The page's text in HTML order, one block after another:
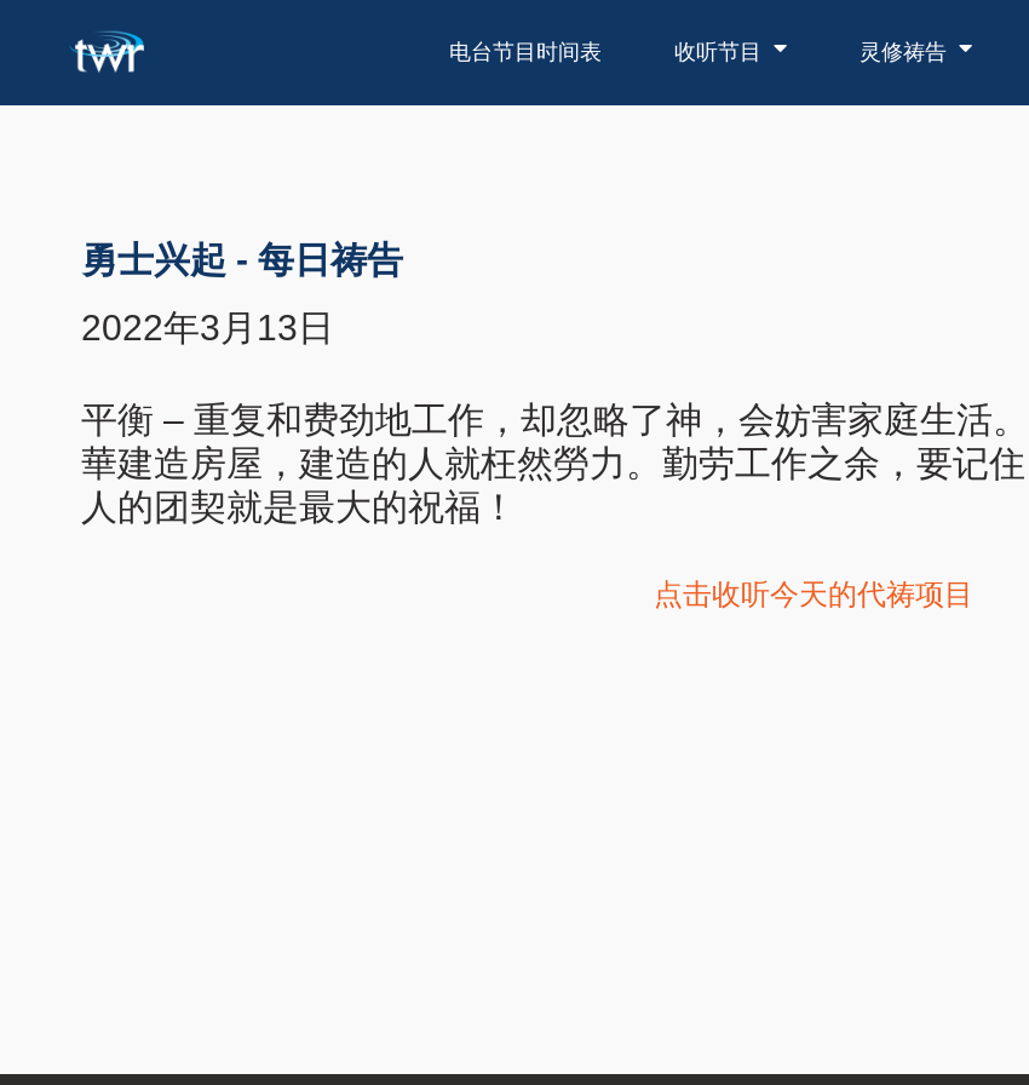
电台节目时间表 收听节目 灵修祷告
勇士兴起 - 每日祷告
2022年3月13日
平衡 – 重复和费劲地工作，却忽略了神，会妨害家庭生活
華建造房屋，建造的人就枉然勞力。勤劳工作之余，要记
人的团契就是最大的祝福！
点击收听今天的代祷项目